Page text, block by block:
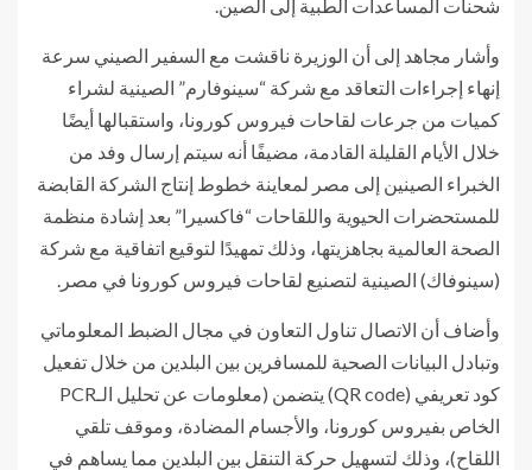
شحنات المساعدات الطبية إلى الصين.
وأشار مجاهد إلى أن الوزيرة ناقشت مع السفير الصيني سرعة
إنهاء إجراءات التعاقد مع شركة “سينوفارم” الصينية لشراء
كميات من جرعات لقاحات فيروس كورونا، واستقبالها أيضًا
خلال الأيام القليلة القادمة، مضيفًا أنه سيتم إرسال وفد من
الخبراء الصينين إلى مصر لمعاينة خطوط إنتاج الشركة القابضة
للمستحضرات الحيوية واللقاحات “فاكسيرا” بعد إشادة منظمة
الصحة العالمية بجاهزيتها، وذلك تمهيدًا لتوقيع اتفاقية مع شركة
(سينوفاك) الصينية لتصنيع لقاحات فيروس كورونا في مصر.
وأضاف أن الاتصال تناول التعاون في مجال الضبط المعلوماتي
وتبادل البيانات الصحية للمسافرين بين البلدين من خلال تفعيل
كود تعريفي (QR code) يتضمن (معلومات عن تحليل الـPCR
الخاص بفيروس كورونا، والأجسام المضادة، وموقف تلقي
اللقاح)، وذلك لتسهيل حركة التنقل بين البلدين مما يساهم في